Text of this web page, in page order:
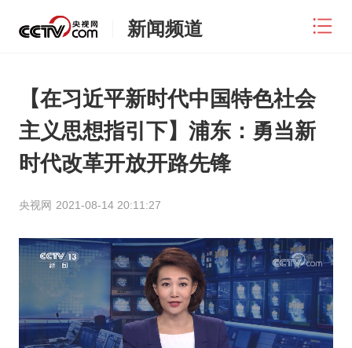
新闻频道
【在习近平新时代中国特色社会
主义思想指引下】浦东：勇当新
时代改革开放开路先锋
央视网 2021-08-14 20:11:27